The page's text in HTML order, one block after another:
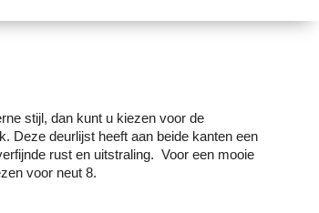
stijl, dan kunt u kiezen voor de
Deze deurlijst heeft aan beide kanten een
rust en uitstraling. Voor een mooie
voor neut 8.